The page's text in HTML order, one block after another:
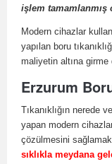
işlem tamamlanmış
Modern cihazlar
yapılan boru
maliyetin altına girme
Erzurum
Tıkanıklığın
yapan modern
çözülmesini
sıklıkla meydana